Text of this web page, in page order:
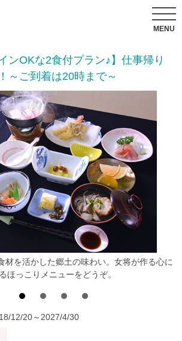
MENU
ンOKな2食付プラン♪】仕事帰り
～ご到着は20時まで～
材を活かした郷土の味わい。女将が作る心に
ほっこりメニューをどうぞ。
12/20～2027/4/30